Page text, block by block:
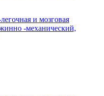
и мозговая
-механический,